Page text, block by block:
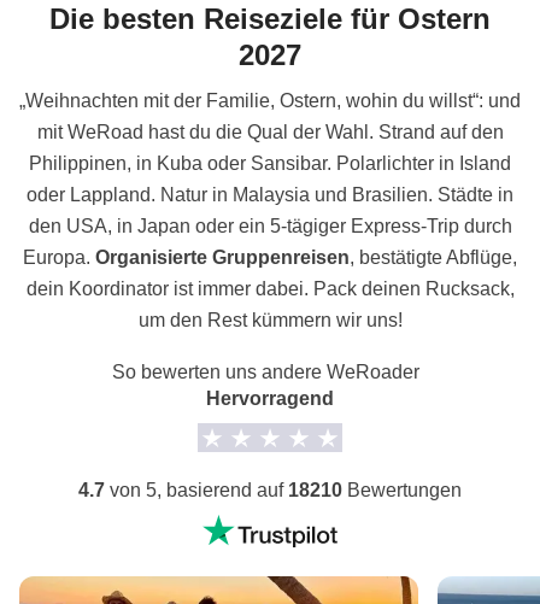
Die besten Reiseziele für Ostern
2027
„Weihnachten mit der Familie, Ostern, wohin du willst“: und
mit WeRoad hast du die Qual der Wahl. Strand auf den
Philippinen, in Kuba oder Sansibar. Polarlichter in Island
oder Lappland. Natur in Malaysia und Brasilien. Städte in
den USA, in Japan oder ein 5-tägiger Express-Trip durch
Europa. Organisierte Gruppenreisen, bestätigte Abflüge,
dein Koordinator ist immer dabei. Pack deinen Rucksack,
um den Rest kümmern wir uns!
So bewerten uns andere WeRoader
Hervorragend
4.7 von 5, basierend auf 18210 Bewertungen